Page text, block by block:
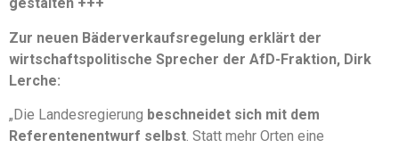
gestalten +++
Zur neuen Bäderverkaufsregelung erklärt der
wirtschaftspolitische Sprecher der AfD-Fraktion, Dirk
Lerche:
„Die Landesregierung beschneidet sich mit dem
Referentenentwurf selbst. Statt mehr Orten eine